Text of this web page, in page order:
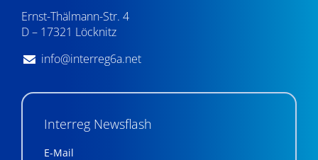
Ernst-Thälmann-Str. 4
D – 17321 Löcknitz
info@interreg6a.net
Interreg Newsflash
E-Mail